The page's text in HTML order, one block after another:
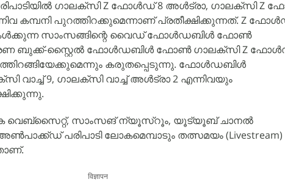
ഗാലക്‌സി Z ഫോൾഡ് 8 അൾട്രാ, ഗാലക്‌സി Z
കമ്പനി പുറത്തിറക്കുമെന്നാണ് പ്രതീക്ഷിക്കുന്നത്. Z
സാംസങ്ങിന്റെ വൈഡ് ഫോൾഡബിൾ ഫോൺ
ബുക്ക്-സ്റ്റൈൽ ഫോൾഡബിൾ ഫോൺ ഗാലക്‌സി Z
കരുതപ്പെടുന്നു. ഫോൾഡബിൾ
വാച്ച് 9, ഗാലക്‌സി വാച്ച് അൾട്രാ 2 എന്നിവയും
വെബ്‌സൈറ്റ്, സാംസങ് ന്യൂസ്‌റൂം, യൂട്യൂബ് ചാനൽ
പരിപാടി ലോകമെമ്പാടും തത്സമയം (Livestream)
विज्ञापन